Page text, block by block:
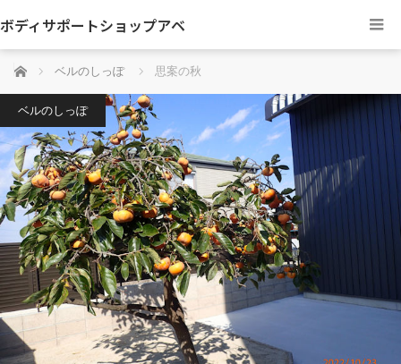
ボディサポートショップアベ
ホーム ベルのしっぽ 思案の秋
ベルのしっぽ